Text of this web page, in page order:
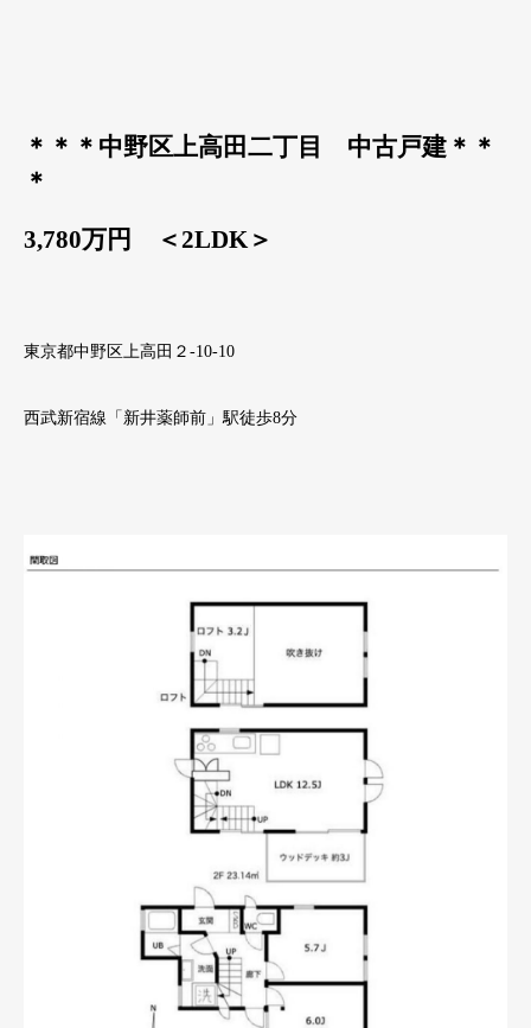
＊＊＊中野区上高田二丁目 中古戸建 ＊＊
＊
3,780万円 ＜2LDK＞
東京都中野区上高田２-10-10
西武新宿線「新井薬師前」駅徒歩8分